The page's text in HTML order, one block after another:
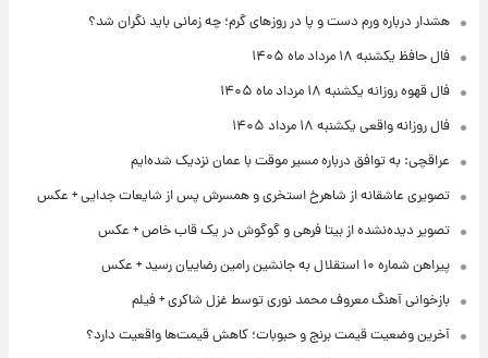
هشدار درباره ورم دست و پا در روزهای گرم؛ چه زمانی باید نگران شد؟
فال حافظ یکشنبه ۱۸ مرداد ماه ۱۴۰۵
فال قهوه روزانه یکشنبه ۱۸ مرداد ماه ۱۴۰۵
فال روزانه واقعی یکشنبه ۱۸ مرداد ۱۴۰۵
عراقچی: به توافق درباره مسیر موقت با عمان نزدیک شده‌ایم
تصویری عاشقانه از شاهرخ استخری و همسرش پس از شایعات جدایی + عکس
تصویر دیده‌نشده از بیتا فرهی و گوگوش در یک قاب خاص + عکس
پیراهن شماره ۱۰ استقلال به جانشین رامین رضاییان رسید + عکس
بازخوانی آهنگ معروف محمد نوری توسط غزل شاکری + فیلم
آخرین وضعیت قیمت برنج و حبوبات؛ کاهش قیمت‌ها واقعیت دارد؟